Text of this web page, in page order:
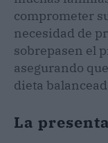
comprometer
necesidad de
sobrepasen el
asegurando
dieta
La